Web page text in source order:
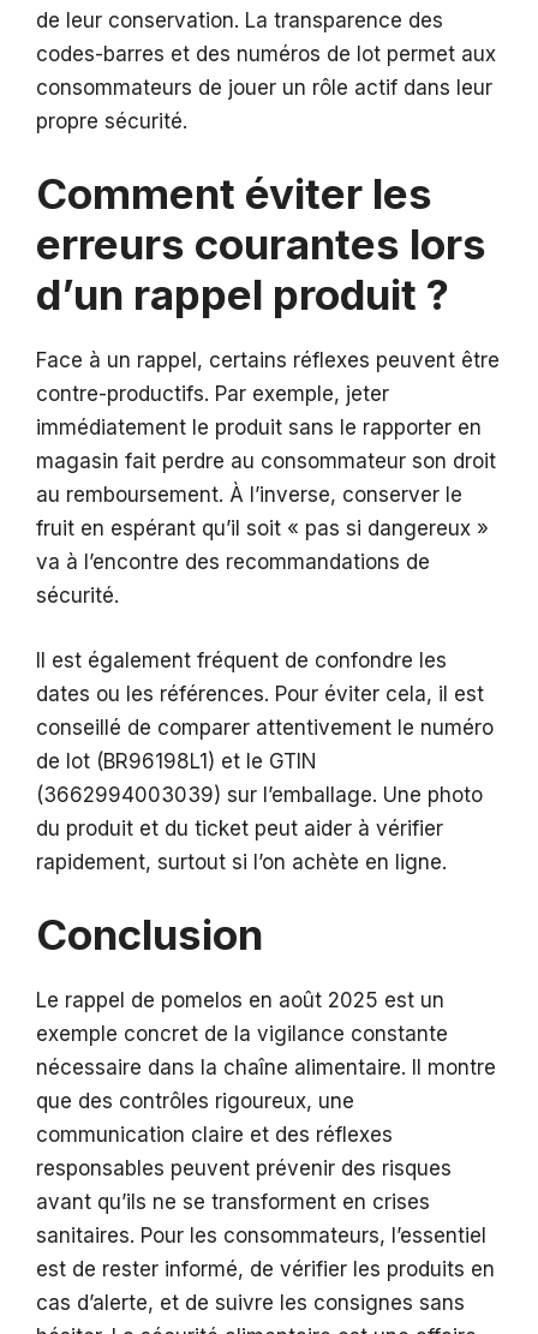
de leur conservation. La transparence des
codes-barres et des numéros de lot permet aux
consommateurs de jouer un rôle actif dans leur
propre sécurité.
Comment éviter les
erreurs courantes lors
d’un rappel produit ?
Face à un rappel, certains réflexes peuvent être
contre-productifs. Par exemple, jeter
immédiatement le produit sans le rapporter en
magasin fait perdre au consommateur son droit
au remboursement. À l’inverse, conserver le
fruit en espérant qu’il soit « pas si dangereux »
va à l’encontre des recommandations de
sécurité.
Il est également fréquent de confondre les
dates ou les références. Pour éviter cela, il est
conseillé de comparer attentivement le numéro
de lot (BR96198L1) et le GTIN
(3662994003039) sur l’emballage. Une photo
du produit et du ticket peut aider à vérifier
rapidement, surtout si l’on achète en ligne.
Conclusion
Le rappel de pomelos en août 2025 est un
exemple concret de la vigilance constante
nécessaire dans la chaîne alimentaire. Il montre
que des contrôles rigoureux, une
communication claire et des réflexes
responsables peuvent prévenir des risques
avant qu’ils ne se transforment en crises
sanitaires. Pour les consommateurs, l’essentiel
est de rester informé, de vérifier les produits en
cas d’alerte, et de suivre les consignes sans